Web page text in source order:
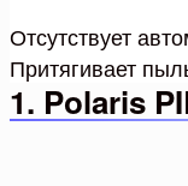
Отсутствует
Притягивает
1. Polaris